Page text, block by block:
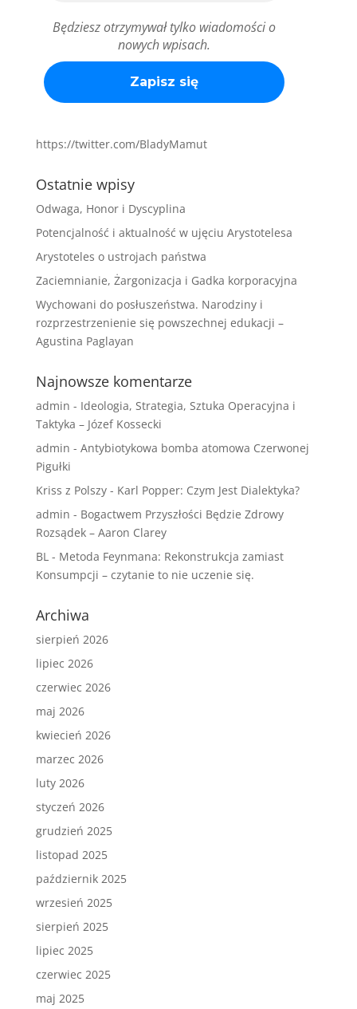
Będziesz otrzymywał tylko wiadomości o
nowych wpisach.
https://twitter.com/BladyMamut
Ostatnie wpisy
Odwaga, Honor i Dyscyplina
Potencjalność i aktualność w ujęciu Arystotelesa
Arystoteles o ustrojach państwa
Zaciemnianie, Żargonizacja i Gadka korporacyjna
Wychowani do posłuszeństwa. Narodziny i
rozprzestrzenienie się powszechnej edukacji –
Agustina Paglayan
Najnowsze komentarze
admin - Ideologia, Strategia, Sztuka Operacyjna i
Taktyka – Józef Kossecki
admin - Antybiotykowa bomba atomowa Czerwonej
Pigułki
Kriss z Polszy- Karl Popper: Czym Jest Dialektyka?
admin - Bogactwem Przyszłości Będzie Zdrowy
Rozsądek – Aaron Clarey
BL- Metoda Feynmana: Rekonstrukcja zamiast
Konsumpcji – czytanie to nie uczenie się.
Archiwa
sierpień 2026
lipiec 2026
czerwiec 2026
maj 2026
kwiecień 2026
marzec 2026
luty 2026
styczeń 2026
grudzień 2025
listopad 2025
październik 2025
wrzesień 2025
sierpień 2025
lipiec 2025
czerwiec 2025
maj 2025